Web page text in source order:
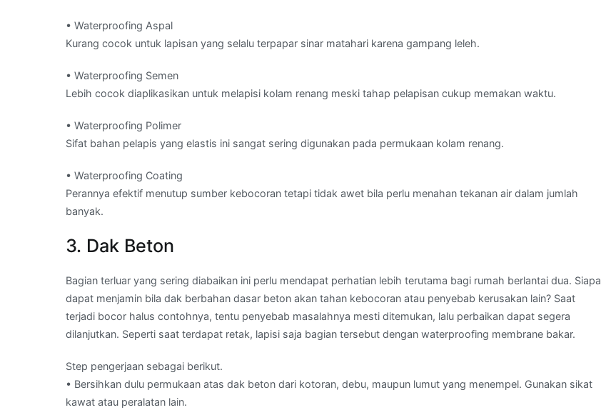
• Waterproofing Aspal
Kurang cocok untuk lapisan yang selalu terpapar sinar matahari karena gampang leleh.
• Waterproofing Semen
Lebih cocok diaplikasikan untuk melapisi kolam renang meski tahap pelapisan cukup memakan waktu.
• Waterproofing Polimer
Sifat bahan pelapis yang elastis ini sangat sering digunakan pada permukaan kolam renang.
• Waterproofing Coating
Perannya efektif menutup sumber kebocoran tetapi tidak awet bila perlu menahan tekanan air dalam jumlah
banyak.
3. Dak Beton
Bagian terluar yang sering diabaikan ini perlu mendapat perhatian lebih terutama bagi rumah berlantai dua. Siapa
dapat menjamin bila dak berbahan dasar beton akan tahan kebocoran atau penyebab kerusakan lain? Saat
terjadi bocor halus contohnya, tentu penyebab masalahnya mesti ditemukan, lalu perbaikan dapat segera
dilanjutkan. Seperti saat terdapat retak, lapisi saja bagian tersebut dengan waterproofing membrane bakar.
Step pengerjaan sebagai berikut.
• Bersihkan dulu permukaan atas dak beton dari kotoran, debu, maupun lumut yang menempel. Gunakan sikat
kawat atau peralatan lain.